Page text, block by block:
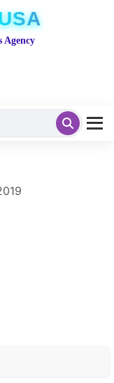
Agency